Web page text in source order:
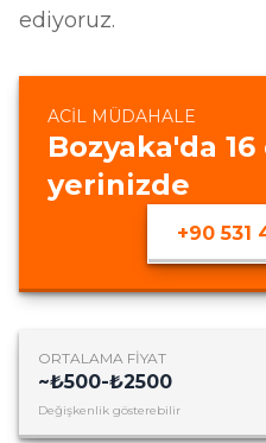
ediyoruz.
ACIL MÜDAHALE
Bozyaka'da 16
yerinizde
+90 531
ORTALAMA FIYAT
~₺500-₺2500
Değişkenlik gösterebilir